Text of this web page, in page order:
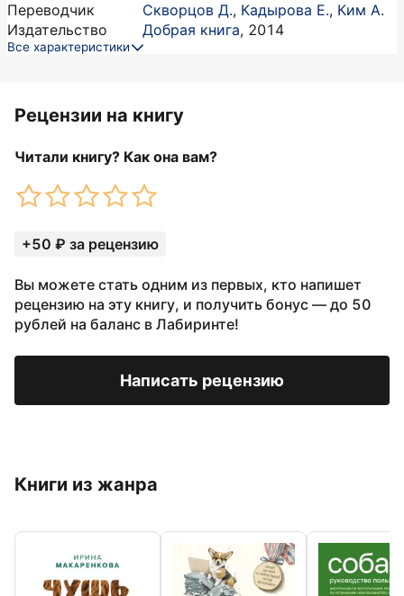
Переводчик
Скворцов Д., Кадырова Е., Ким А.
Издательство
Добрая книга, 2014
Все характеристики
Рецензии на книгу
Читали книгу? Как она вам?
+50 ₽ за рецензию
Вы можете стать одним из первых, кто напишет
рецензию на эту книгу, и получить бонус — до 50
рублей на баланс в Лабиринте!
Написать рецензию
Книги из жанра